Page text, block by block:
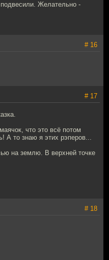
Желательно -
# 16
# 17
что это всё потом
А то знаю я этих рэперов...
на землю. В верхней точке
# 18